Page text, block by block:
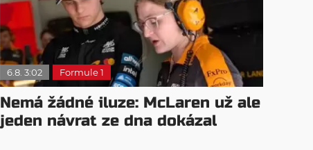
6.8. 3:02 Formule 1
Nemá žádné iluze: McLaren už ale
jeden návrat ze dna dokázal